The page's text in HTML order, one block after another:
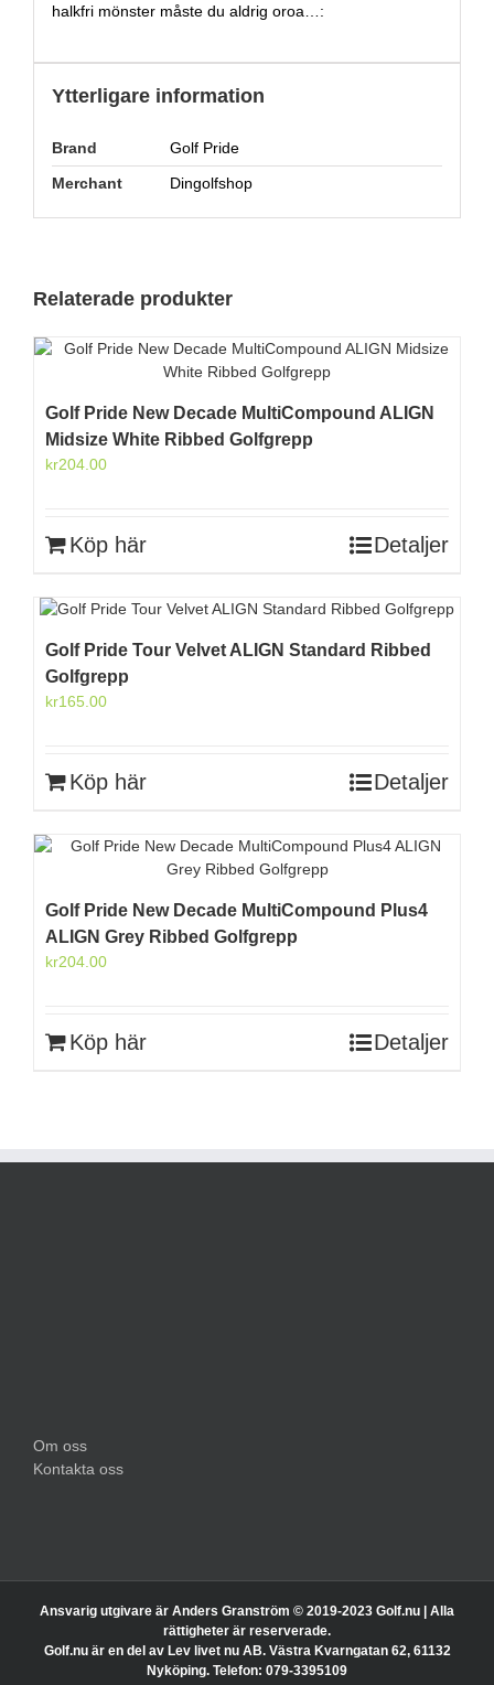
halkfri mönster måste du aldrig oroa…:
Ytterligare information
Brand
Golf Pride
Merchant
Dingolfshop
Relaterade produkter
Golf Pride New Decade MultiCompound ALIGN
Midsize White Ribbed Golfgrepp
kr204.00
Köp här Detaljer
Golf Pride Tour Velvet ALIGN Standard Ribbed
Golfgrepp
kr165.00
Köp här Detaljer
Golf Pride New Decade MultiCompound Plus4
ALIGN Grey Ribbed Golfgrepp
kr204.00
Köp här Detaljer
Om oss
Kontakta oss
Ansvarig utgivare är Anders Granström © 2019-2023 Golf.nu | Alla
rättigheter är reserverade.
Golf.nu är en del av Lev livet nu AB. Västra Kvarngatan 62, 61132
Nyköping. Telefon: 079-3395109